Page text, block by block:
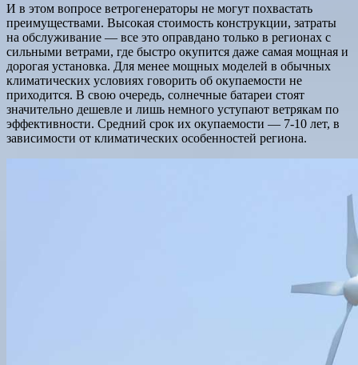
И в этом вопросе ветрогенераторы не могут похвастать
преимуществами. Высокая стоимость конструкции, затраты
на обслуживание — все это оправдано только в регионах с
сильными ветрами, где быстро окупится даже самая мощная и
дорогая установка. Для менее мощных моделей в обычных
климатических условиях говорить об окупаемости не
приходится. В свою очередь, солнечные батареи стоят
значительно дешевле и лишь немного уступают ветрякам по
эффективности. Средний срок их окупаемости — 7-10 лет, в
зависимости от климатических особенностей региона.